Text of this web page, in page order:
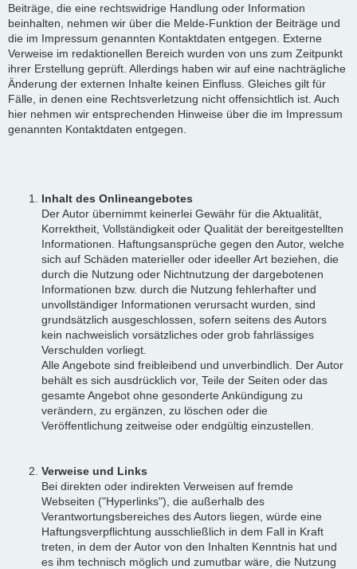
Beiträge, die eine rechtswidrige Handlung oder Information
beinhalten, nehmen wir über die Melde-Funktion der Beiträge und
die im Impressum genannten Kontaktdaten entgegen. Externe
Verweise im redaktionellen Bereich wurden von uns zum Zeitpunkt
ihrer Erstellung geprüft. Allerdings haben wir auf eine nachträgliche
Änderung der externen Inhalte keinen Einfluss. Gleiches gilt für
Fälle, in denen eine Rechtsverletzung nicht offensichtlich ist. Auch
hier nehmen wir entsprechenden Hinweise über die im Impressum
genannten Kontaktdaten entgegen.
Inhalt des Onlineangebotes
Der Autor übernimmt keinerlei Gewähr für die Aktualität,
Korrektheit, Vollständigkeit oder Qualität der bereitgestellten
Informationen. Haftungsansprüche gegen den Autor, welche
sich auf Schäden materieller oder ideeller Art beziehen, die
durch die Nutzung oder Nichtnutzung der dargebotenen
Informationen bzw. durch die Nutzung fehlerhafter und
unvollständiger Informationen verursacht wurden, sind
grundsätzlich ausgeschlossen, sofern seitens des Autors
kein nachweislich vorsätzliches oder grob fahrlässiges
Verschulden vorliegt.
Alle Angebote sind freibleibend und unverbindlich. Der Autor
behält es sich ausdrücklich vor, Teile der Seiten oder das
gesamte Angebot ohne gesonderte Ankündigung zu
verändern, zu ergänzen, zu löschen oder die
Veröffentlichung zeitweise oder endgültig einzustellen.
Verweise und Links
Bei direkten oder indirekten Verweisen auf fremde
Webseiten ("Hyperlinks"), die außerhalb des
Verantwortungsbereiches des Autors liegen, würde eine
Haftungsverpflichtung ausschließlich in dem Fall in Kraft
treten, in dem der Autor von den Inhalten Kenntnis hat und
es ihm technisch möglich und zumutbar wäre, die Nutzung